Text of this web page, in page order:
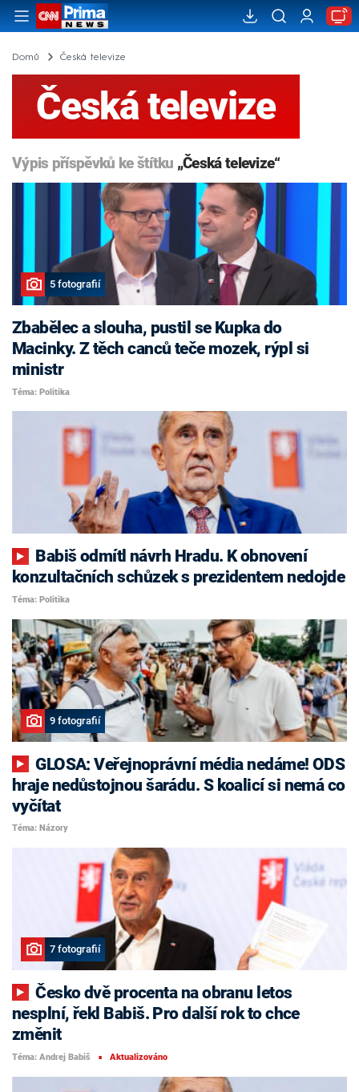
Domů Česká televize
Česká televize
Výpis příspěvků ke štítku „Česká televize“
5 fotografií
Zbabělec a slouha, pustil se Kupka do
Macinky. Z těch canců teče mozek, rýpl si
ministr
Téma: Politika
konzultačních schůzek s prezidentem nedojde
Téma: Politika
9 fotografií
GLOSA: Veřejnoprávní média nedáme! ODS
hraje nedůstojnou šarádu. S koalicí si nemá co
vyčítat
Téma: Názory
7 fotografií
Česko dvě procenta na obranu letos
nesplní, řekl Babiš. Pro další rok to chce
změnit
Téma: Andrej Babiš ■ Aktualizováno